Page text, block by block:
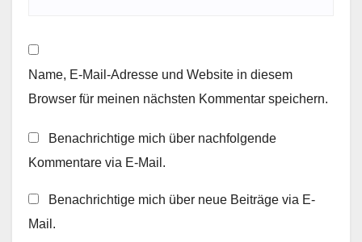
Name, E-Mail-Adresse und Website in diesem
Browser für meinen nächsten Kommentar speichern.
Benachrichtige mich über nachfolgende
Kommentare via E-Mail.
Benachrichtige mich über neue Beiträge via E-
Mail.